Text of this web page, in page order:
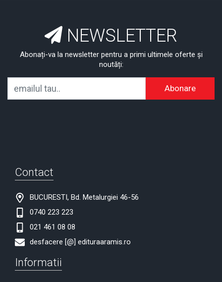
NEWSLETTER
Abonați-va la newsletter pentru a primi ultimele oferte și
noutăți:
Abonare
Contact
BUCURESTI, Bd. Metalurgiei 46-56
0740 223 223
021 461 08 08
desfacere [@] edituraaramis.ro
Informatii